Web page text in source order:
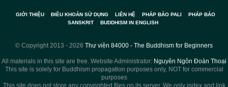
GIỚI THIỆU ĐIỀU KHOẢN SỬ DỤNG LIÊN HỆ PHÁP BẢO PALI
PHÁP BẢO
SANSKRIT
BUDDHISM IN ENGLISH
© Copyright 2013 - 2026 Thư viện 84000 - The Buddhism for Beginners
All materials in this site are free. Website Administrator: Nguyên Ngôn Đoàn Thoại
This site is solely for Buddhism propagation purposes only, NOT for commercial
purposes
This site does not store any copyrighted files on its server. We only index and link